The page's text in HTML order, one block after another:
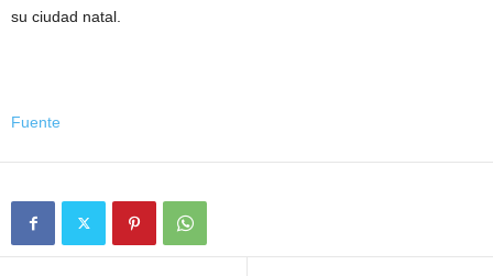
su ciudad natal.
Fuente